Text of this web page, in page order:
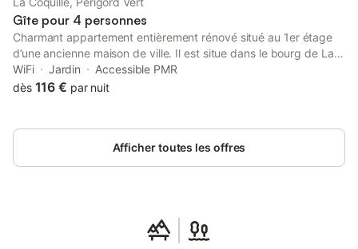
Gîte pour 4 personnes
Charmant appartement entièrement rénové situé au 1er étage
d’une ancienne maison de ville. Il est situe dans le bourg de La
Coquille, donnant un accès facile et rapide aux Commerces et a
la Gare. La chambre doté d’un lit Queen Size en 160 donne coté
cuisson et petit four) Dans le salon il y un canapé convertible
avec couchage de 140. Salle de bain avec douche italienne.
Parking prive
WiFi Jardin
Accessible PMR
dès 116 € par nuit
Afficher toutes les offres